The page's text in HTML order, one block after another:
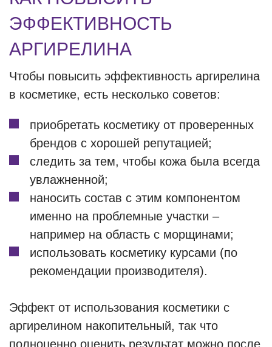
ЭФФЕКТИВНОСТЬ
АРГИРЕЛИНА
Чтобы повысить эффективность аргирелина
в косметике, есть несколько советов:
приобретать косметику от проверенных
брендов с хорошей репутацией;
следить за тем, чтобы кожа была всегда
увлажненной;
наносить состав с этим компонентом
именно на проблемные участки –
например на область с морщинами;
использовать косметику курсами (по
рекомендации производителя).
Эффект от использования косметики с
аргирелином накопительный, так что
полноценно оценить результат можно после